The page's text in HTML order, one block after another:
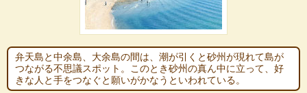
弁天島と中余島、大余島の間は、潮が引くと砂州が現れて島が
つながる不思議スポット。このとき砂州の真ん中に立って、好
きな人と手をつなぐと願いがかなうといわれている。